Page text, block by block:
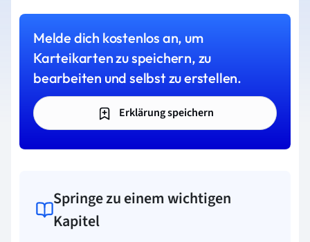
Melde dich kostenlos an, um
Karteikarten zu speichern, zu
bearbeiten und selbst zu erstellen.
Erklärung speichern
Springe zu einem wichtigen
Kapitel